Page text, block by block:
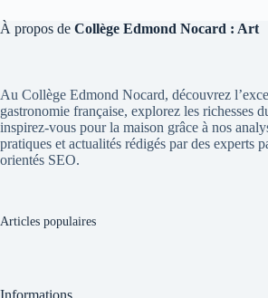
À propos de Collège Edmond Nocard : Art
Au Collège Edmond Nocard, découvrez
gastronomie française, explorez les richesses
inspirez-vous pour la maison grâce à nos
pratiques et actualités rédigés par des experts
orientés SEO.
Articles populaires